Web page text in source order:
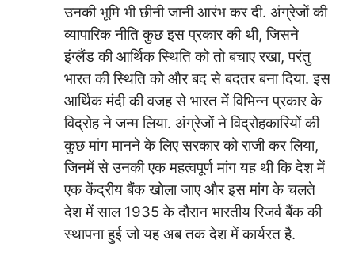
उनकी भूमि भी छीनी जानी आरंभ कर दी. अंग्रेजों की
व्यापारिक नीति कुछ इस प्रकार की थी, जिसने
इंग्लैंड की आर्थिक स्थिति को तो बचाए रखा, परंतु
भारत की स्थिति को और बद से बदतर बना दिया. इस
आर्थिक मंदी की वजह से भारत में विभिन्न प्रकार के
विद्रोह ने जन्म लिया. अंग्रेजों ने विद्रोहकारियों की
कुछ मांग मानने के लिए सरकार को राजी कर लिया,
जिनमें से उनकी एक महत्वपूर्ण मांग यह थी कि देश में
एक केंद्रीय बैंक खोला जाए और इस मांग के चलते
देश में साल 1935 के दौरान भारतीय रिजर्व बैंक की
स्थापना हुई जो यह अब तक देश में कार्यरत है.